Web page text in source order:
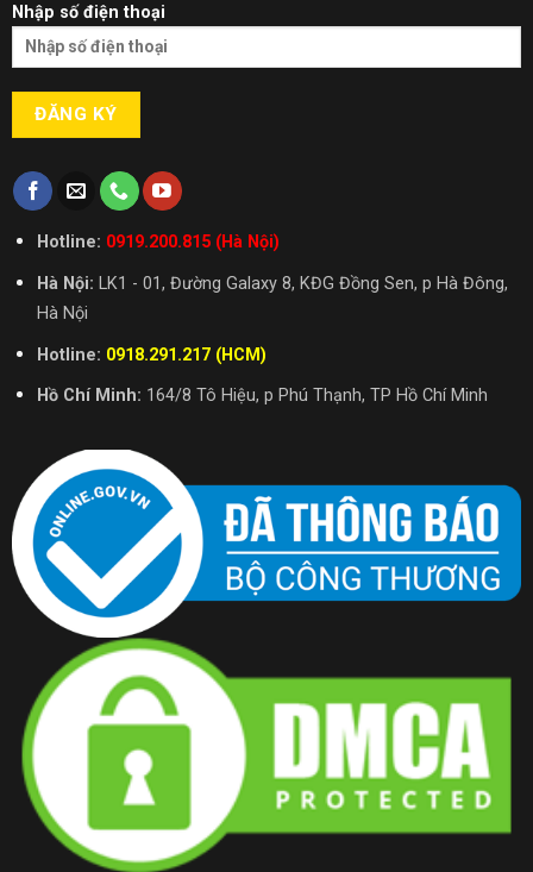
Nhập số điện thoại
Hotline: 0919.200.815 (Hà Nội)
Hà Nội: LK1 - 01, Đường Galaxy 8, KĐG Đồng Sen, p Hà Đông,
Hà Nội
Hotline: 0918.291.217 (HCM)
Hồ Chí Minh: 164/8 Tô Hiệu, p Phú Thạnh, TP Hồ Chí Minh